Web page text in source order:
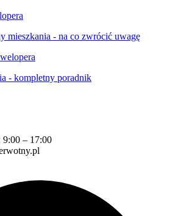
mieszkania - na co zwrócić uwagę
- kompletny poradnik
– 17:00